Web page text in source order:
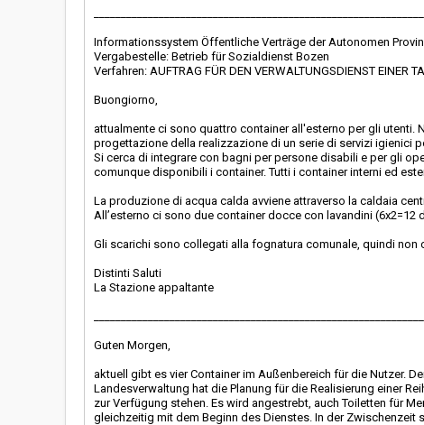
Informationssystem Öffentliche Verträge der Autonomen
Vergabestelle: Betrieb für Sozialdienst Bozen
Verfahren: AUFTRAG FÜR DEN VERWALTUNGSDIENST EINER
Buongiorno,
attualmente ci sono quattro container all'esterno per gli
progettazione della realizzazione di un serie di servizi igienici
Si cerca di integrare con bagni per persone disabili e per gli
comunque disponibili i container. Tutti i container interni ed
La produzione di acqua calda avviene attraverso la caldaia
All’esterno ci sono due container docce con lavandini (6x2=12
Gli scarichi sono collegati alla fognatura comunale, quindi
Distinti Saluti
La Stazione appaltante
Guten Morgen,
aktuell gibt es vier Container im Außenbereich für die Nutzer.
Landesverwaltung hat die Planung für die Realisierung einer
zur Verfügung stehen. Es wird angestrebt, auch Toiletten für
gleichzeitig mit dem Beginn des Dienstes. In der Zwischenzeit